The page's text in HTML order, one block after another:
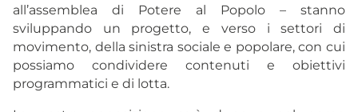
all’assemblea di Potere al Popolo – stanno
sviluppando un progetto, e verso i settori di
movimento, della sinistra sociale e popolare, con cui
possiamo condividere contenuti e obiettivi
programmatici e di lotta.